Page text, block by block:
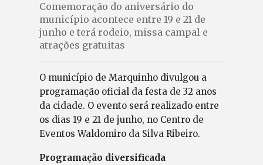
Comemoração do aniversário do
município acontece entre 19 e 21 de
junho e terá rodeio, missa campal e
atrações gratuitas
O município de Marquinho divulgou a
programação oficial da festa de 32 anos
da cidade. O evento será realizado entre
os dias 19 e 21 de junho, no Centro de
Eventos Waldomiro da Silva Ribeiro.
Programação diversificada